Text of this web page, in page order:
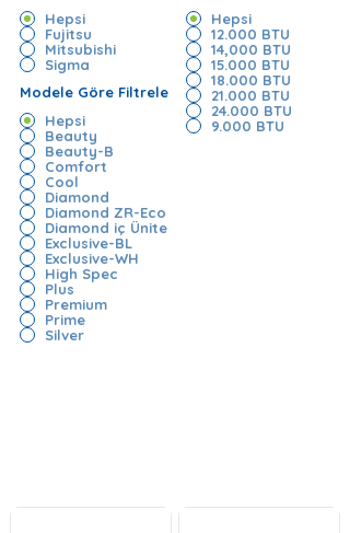
Hepsi
Fujitsu
Mitsubishi
Sigma
Modele Göre Filtrele
Hepsi
Beauty
Beauty-B
Comfort
Cool
Diamond
Diamond ZR-Eco
Diamond iç Ünite
Exclusive-BL
Exclusive-WH
High Spec
Plus
Premium
Prime
Silver
Hepsi
12.000 BTU
14,000 BTU
15.000 BTU
18.000 BTU
21.000 BTU
24.000 BTU
9.000 BTU